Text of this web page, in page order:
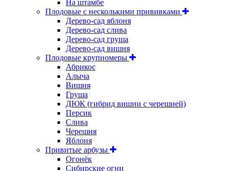
На штамбе
Плодовые с несколькими прививками
Дерево-сад яблоня
Дерево-сад слива
Дерево-сад груша
Дерево-сад вишня
Плодовые крупномеры
Абрикос
Алыча
Вишня
Груша
ДЮК (гибрид вишни с черешней)
Персик
Слива
Черешня
Яблоня
Привитые арбузы
Огонёк
Сибирские огни